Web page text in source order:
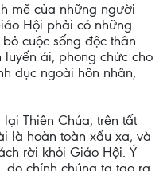
mẽ của những người
Hội phải có những
cuộc sống độc thân
ái, phong chức cho
dục ngoài hôn nhân,
Thiên Chúa, trên tất
là hoàn toàn xấu xa, và
rời khỏi Giáo Hội. Ý
do chính chúng ta tạo ra,